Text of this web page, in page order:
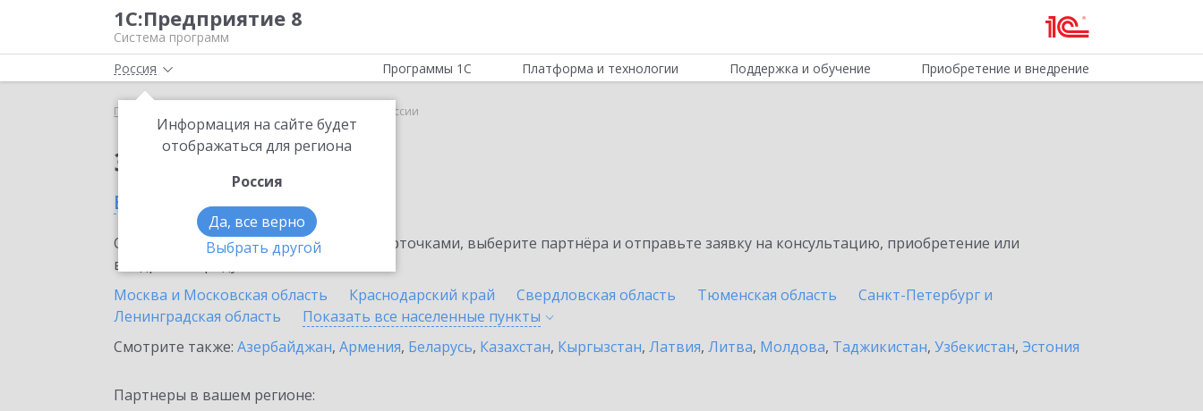
1С:Предприятие 8
Система программ
Россия
Информация на сайте будет
отображаться для региона
Россия
Да, все верно
Выбрать другой
Программы 1С Платформа и технологии Поддержка и обучение Приобретение и внедрение
Главная 1С:Линк в России
Заказать 1С:Линк
в России
Ознакомьтесь с информационными карточками, выберите партнёра и отправьте заявку на консультацию, приобретение или
внедрение продукта.
Москва и Московская область
Краснодарский край Свердловская область Тюменская область
Санкт-Петербург и
Ленинградская область
Показать все населенные пункты
Смотрите также: Азербайджан, Армения, Беларусь, Казахстан, Кыргызстан, Латвия, Литва, Молдова, Таджикистан, Узбекистан, Эстония
Партнеры в вашем регионе: